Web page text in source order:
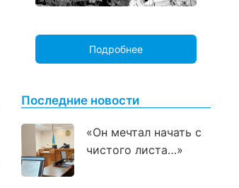
Подробнее
Последние новости
«Он мечтал начать с
чистого листа…»